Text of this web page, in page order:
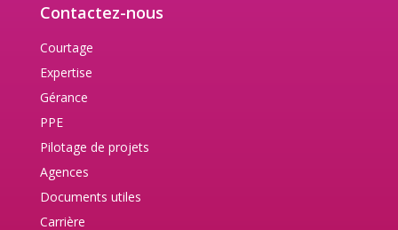
Contactez-nous
Courtage
Expertise
Gérance
PPE
Pilotage de projets
Agences
Documents utiles
Carrière